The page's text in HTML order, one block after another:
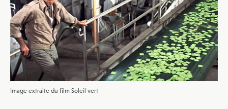
Image extraite du film Soleil vert